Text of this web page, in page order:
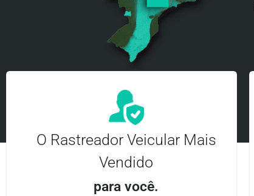
O Rastreador Veicular Mais
Vendido
para você.